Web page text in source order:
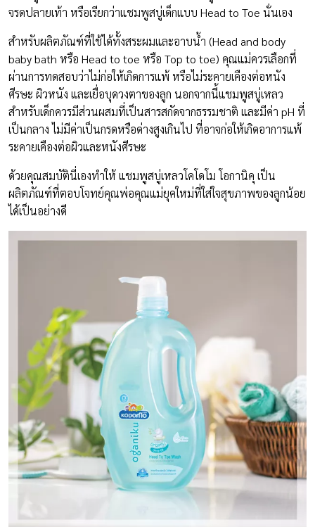
จรดปลายเท้า หรือเรียกว่าแชมพูสบู่เด็กแบบ Head to Toe นั่นเอง
สำหรับผลิตภัณฑ์ที่ใช้ได้ทั้งสระผมและอาบน้ำ (Head and body
baby bath หรือ Head to toe หรือ Top to toe) คุณแม่ควรเลือกที่
ผ่านการทดสอบว่าไม่ก่อให้เกิดการแพ้ หรือไม่ระคายเคืองต่อหนัง
ศีรษะ ผิวหนัง และเยื่อบุดวงตาของลูก นอกจากนี้แชมพูสบู่เหลว
สำหรับเด็กควรมีส่วนผสมที่เป็นสารสกัดจากธรรมชาติ และมีค่า pH ที่
เป็นกลาง ไม่มีค่าเป็นกรดหรือด่างสูงเกินไป ที่อาจก่อให้เกิดอาการแพ้
ระคายเคืองต่อผิวและหนังศีรษะ
ด้วยคุณสมบัตินี่เองทำให้ แชมพูสบู่เหลวโคโดโม โอกานิคุ เป็น
ผลิตภัณฑ์ที่ตอบโจทย์คุณพ่อคุณแม่ยุคใหม่ที่ใส่ใจสุขภาพของลูกน้อย
ได้เป็นอย่างดี